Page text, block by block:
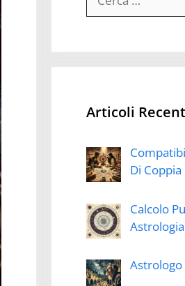
per:
Articoli
Di Coppia
Calcolo
Astrologia
Astrologo